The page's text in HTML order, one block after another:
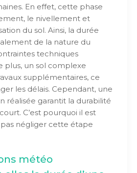
En effet, cette phase
le nivellement et
du sol. Ainsi, la durée
de la nature du
techniques
plus, un sol complexe
supplémentaires, ce
les délais. Cependant, une
réalisée garantit la durabilité
C’est pourquoi il est
négliger cette étape
météo